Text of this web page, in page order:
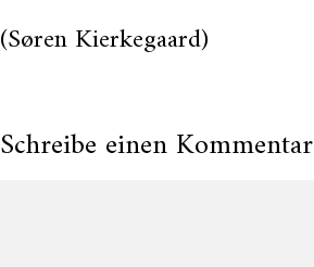
(Søren Kierkegaard)
Schreibe einen Kommentar